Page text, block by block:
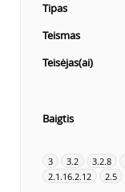
Tipas
Teismas
Teisėjas(ai)
Baigtis
3 3.2 3.2.8
2.1.16.2.12
2.5